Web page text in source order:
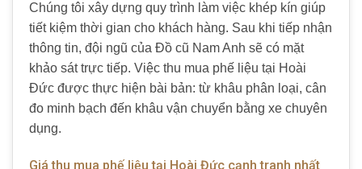
Chúng tôi xây dựng quy trình làm việc khép kín giúp
tiết kiệm thời gian cho khách hàng. Sau khi tiếp nhận
thông tin, đội ngũ của Đồ cũ Nam Anh sẽ có mặt
khảo sát trực tiếp. Việc thu mua phế liệu tại Hoài
Đức được thực hiện bài bản: từ khâu phân loại, cân
đo minh bạch đến khâu vận chuyển bằng xe chuyên
dụng.
Giá thu mua phế liệu tại Hoài Đức cạnh tranh nhất